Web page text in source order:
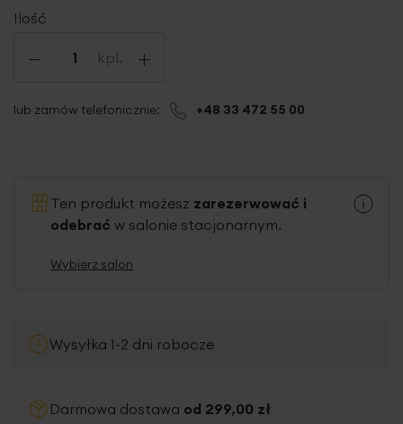
Ilość
- kpl. +
lub zamów telefonicznie: +48 33 472 55 00
Ten produkt możesz zarezerwować i
odebrać w salonie stacjonarnym.
Wybierz salon
Wysyłka 1-2 dni robocze
Darmowa dostawa od 299,00 zł